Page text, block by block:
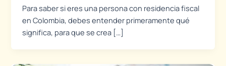
Para saber si eres una persona con residencia fiscal
en Colombia, debes entender primeramente qué
significa, para que se crea […]